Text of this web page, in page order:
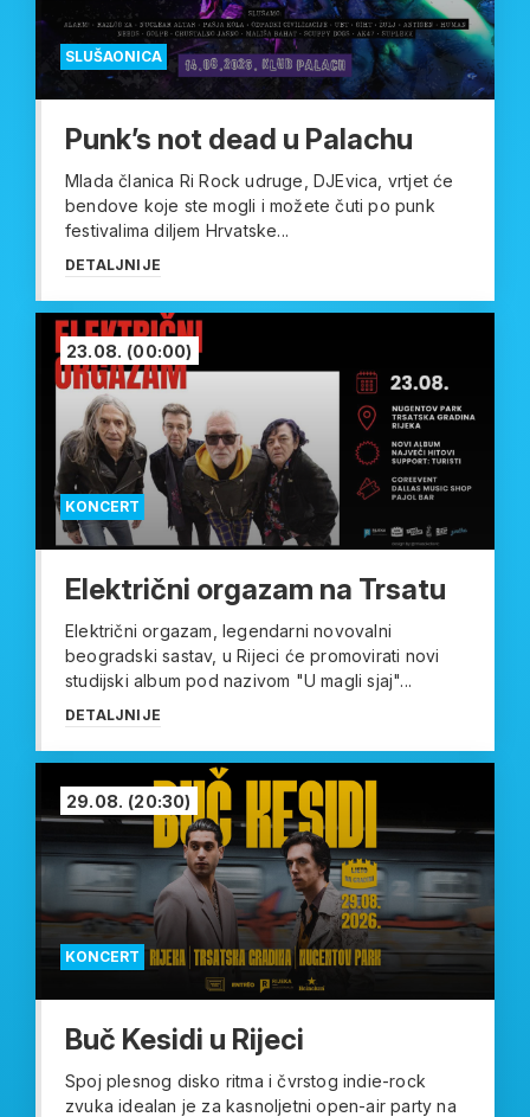
SLUŠAONICA
Punk’s not dead u Palachu
Mlada članica Ri Rock udruge, DJEvica, vrtjet će
bendove koje ste mogli i možete čuti po punk
festivalima diljem Hrvatske...
DETALJNIJE
KONCERT
23.08. (00:00)
Električni orgazam na Trsatu
Električni orgazam, legendarni novovalni
beogradski sastav, u Rijeci će promovirati novi
studijski album pod nazivom "U magli sjaj"...
DETALJNIJE
KONCERT
29.08. (20:30)
Buč Kesidi u Rijeci
Spoj plesnog disko ritma i čvrstog indie-rock
zvuka idealan je za kasnoljetni open-air party na